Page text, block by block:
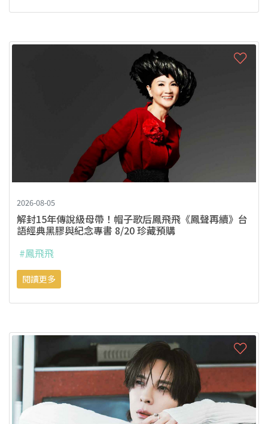
2026-08-05
解封15年傳說級母帶！帽子歌后鳳飛飛《鳳聲再續》台
語經典黑膠與紀念專書 8/20 珍藏預購
#鳳飛飛
閱讀更多